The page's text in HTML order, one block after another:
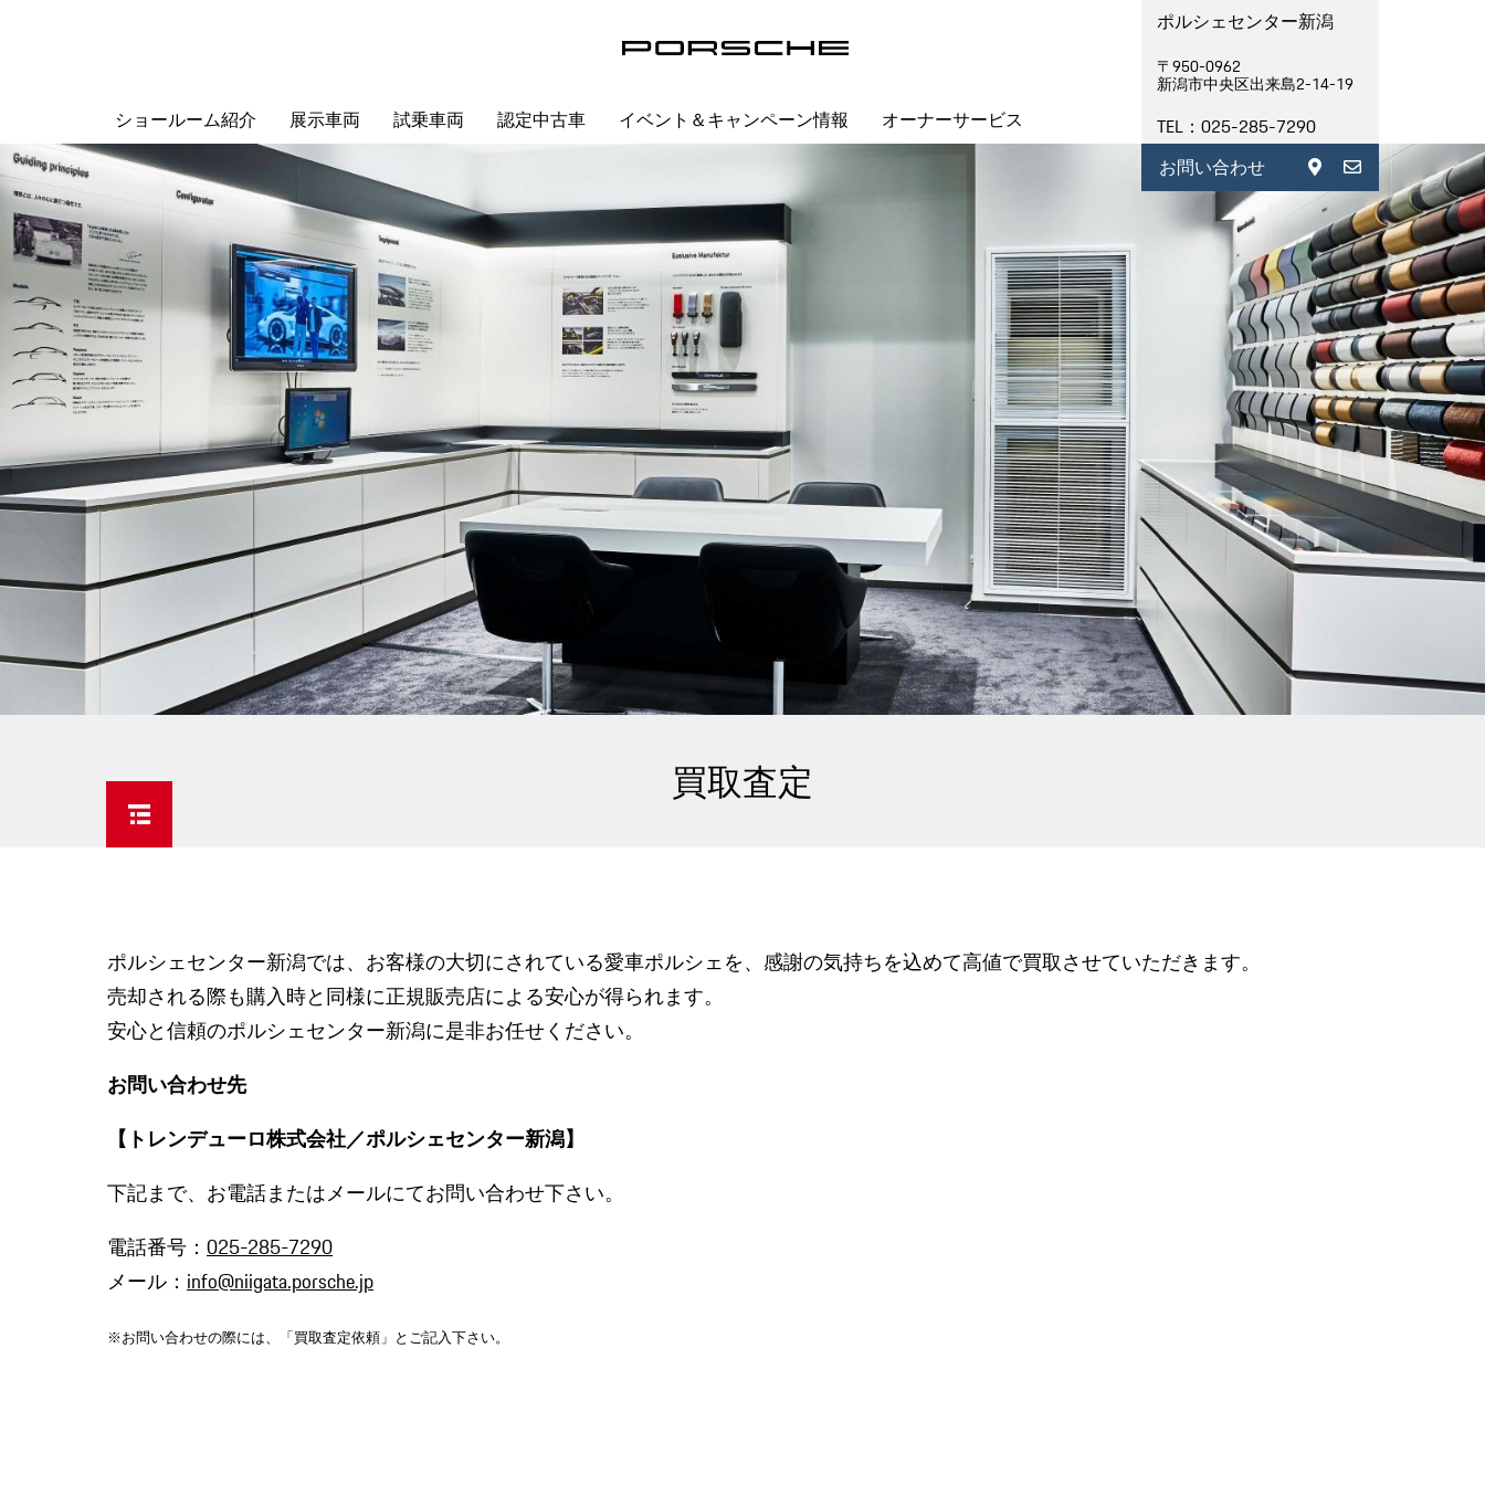
ショールーム紹介 展示車両 試乗車両 認定中古車 イベント＆キャンペーン情報 オーナーサービス
ポルシェセンター新潟
〒950-0962
新潟市中央区出来島2-14-19
TEL：025-285-7290
お問い合わせ
買取査定
ポルシェセンター新潟では、お客様の大切にされている愛車ポルシェを、感謝の気持ちを込めて高値で買取させていただきます。
売却される際も購入時と同様に正規販売店による安心が得られます。
安心と信頼のポルシェセンター新潟に是非お任せください。
お問い合わせ先
【トレンデューロ株式会社／ポルシェセンター新潟】
下記まで、お電話またはメールにてお問い合わせ下さい。
電話番号： 025-285-7290
メール： info@niigata.porsche.jp
※お問い合わせの際には、「買取査定依頼」とご記入下さい。